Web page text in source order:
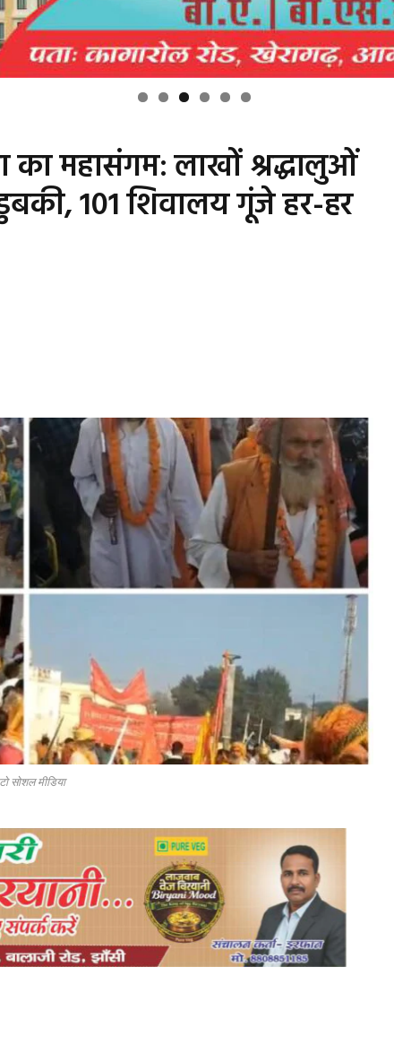
का महासंगम: लाखों श्रद्धालुओं
101 शिवालय गूंजे हर-हर
सोशल मीडिया